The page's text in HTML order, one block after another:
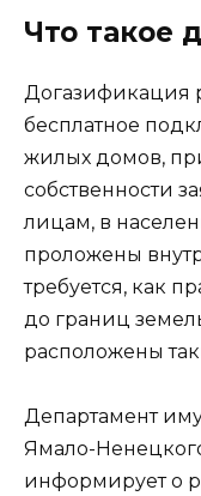
Что такое
Догазификация
бесплатное
жилых домов,
собственности
лицам, в
проложены
требуется, как
до границ
расположены
Департамент
Ямало-
информирует о